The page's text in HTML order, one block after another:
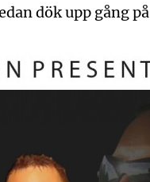
dök upp gång